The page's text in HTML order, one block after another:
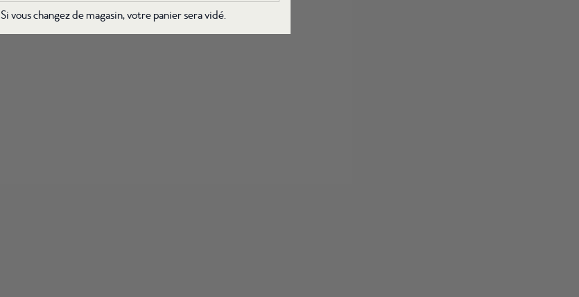
Si vous changez de magasin, votre panier sera vidé.
Si vous changez de magasin, votre panier sera vidé.